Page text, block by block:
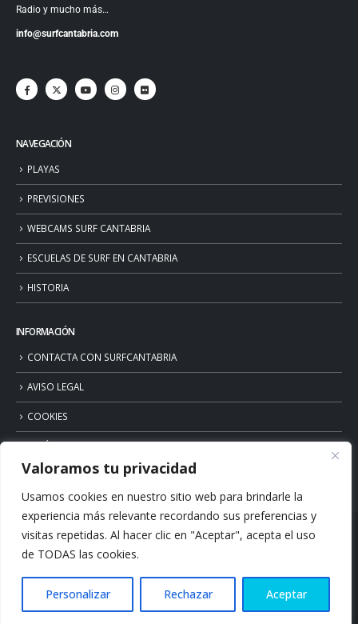
Valoramos tu privacidad
Usamos cookies en nuestro sitio web para brindarle la
experiencia más relevante recordando sus preferencias y
visitas repetidas. Al hacer clic en "Aceptar", acepta el uso
de TODAS las cookies.
Personalizar Rechazar Aceptar
Radio y mucho más…
info@surfcantabria.com
NAVEGACIÓN
PLAYAS
PREVISIONES
WEBCAMS SURF CANTABRIA
ESCUELAS DE SURF EN CANTABRIA
HISTORIA
INFORMACIÓN
CONTACTA CON SURFCANTABRIA
AVISO LEGAL
COOKIES
POLÍTICA DE PRIVACIDAD
© Copyright 2026. Surfcantabria.com. All Rights Reserved.